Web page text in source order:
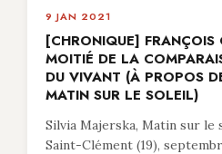
9 JAN 2021
[CHRONIQUE] FRANÇOIS
MOITIÉ DE LA
DU VIVANT (À PROPOS
MATIN SUR LE SOLEIL)
Silvia Majerska, Matin sur le
Saint-Clément (19),